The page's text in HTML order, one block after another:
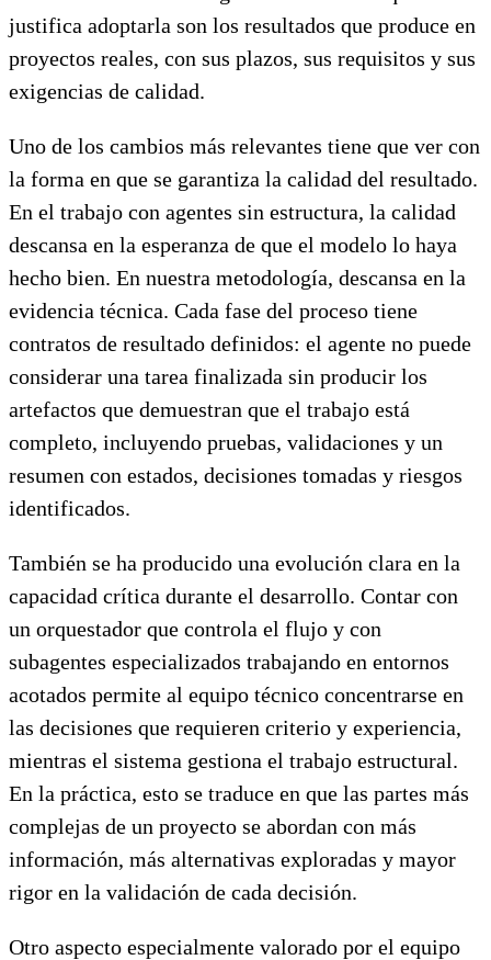
justifica adoptarla son los resultados que produce en
proyectos reales, con sus plazos, sus requisitos y sus
exigencias de calidad.
Uno de los cambios más relevantes tiene que ver con
la forma en que se garantiza la calidad del resultado.
En el trabajo con agentes sin estructura, la calidad
descansa en la esperanza de que el modelo lo haya
hecho bien. En nuestra metodología, descansa en la
evidencia técnica. Cada fase del proceso tiene
contratos de resultado definidos: el agente no puede
considerar una tarea finalizada sin producir los
artefactos que demuestran que el trabajo está
completo, incluyendo pruebas, validaciones y un
resumen con estados, decisiones tomadas y riesgos
identificados.
También se ha producido una evolución clara en la
capacidad crítica durante el desarrollo. Contar con
un orquestador que controla el flujo y con
subagentes especializados trabajando en entornos
acotados permite al equipo técnico concentrarse en
las decisiones que requieren criterio y experiencia,
mientras el sistema gestiona el trabajo estructural.
En la práctica, esto se traduce en que las partes más
complejas de un proyecto se abordan con más
información, más alternativas exploradas y mayor
rigor en la validación de cada decisión.
Otro aspecto especialmente valorado por el equipo